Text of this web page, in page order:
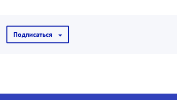
Подписаться